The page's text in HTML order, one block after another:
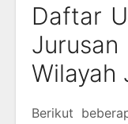
Daftar
Wilayah
Berikut